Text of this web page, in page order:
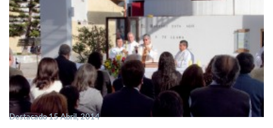
Destacado 15 Abril, 2014